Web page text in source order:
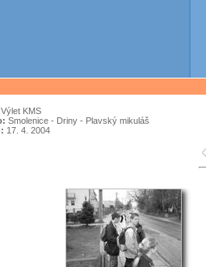
Výlet KMS
Smolenice - Driny - Plavský mikuláš
17. 4. 2004